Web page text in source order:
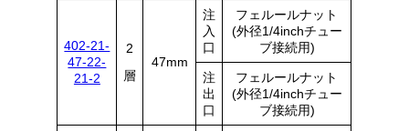
402-21-
47-22-
21-2
2
層
47mm
注
入
口
フェルールナット
(外径1/4inchチュー
ブ接続用)
注
出
口
フェルールナット
(外径1/4inchチュー
ブ接続用)